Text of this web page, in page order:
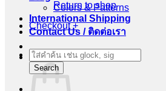
Return to shop
Checkout +
Cart
Colors & Patterns
International Shipping
Contact Us / ติดต่อเรา
Products
search
Search